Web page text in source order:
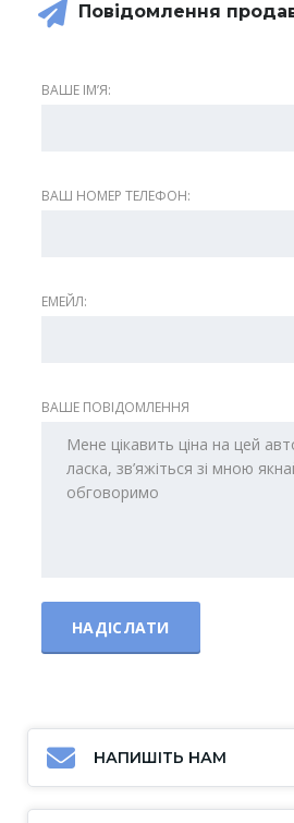
Повідомлення
ВАШЕ ІМʼЯ:
ВАШ НОМЕР ТЕЛЕФОН:
ЕМЕЙЛ:
ВАШЕ ПОВІДОМЛЕННЯ
НАПИШІТЬ НАМ